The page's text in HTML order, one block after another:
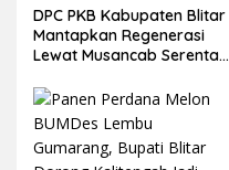
DPC PKB Kabupaten Blitar
Mantapkan Regenerasi
Lewat Musancab Serentak,
Kursi DPRD